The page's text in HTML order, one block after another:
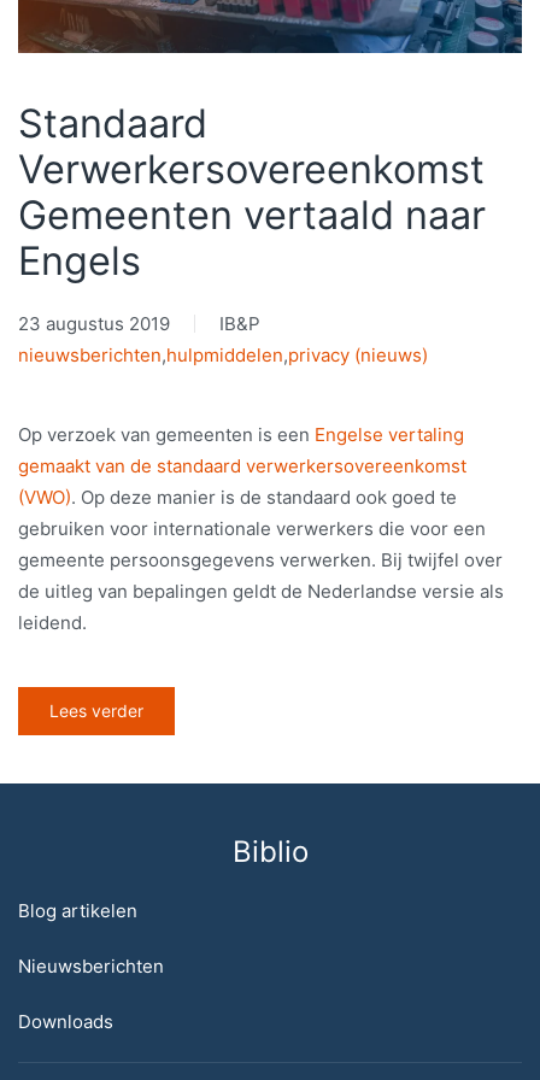
Standaard
Verwerkersovereenkomst
Gemeenten vertaald naar
Engels
23 augustus 2019
IB&P
nieuwsberichten,hulpmiddelen,privacy (nieuws)
Op verzoek van gemeenten is een Engelse vertaling
gemaakt van de standaard verwerkersovereenkomst
(VWO). Op deze manier is de standaard ook goed te
gebruiken voor internationale verwerkers die voor een
gemeente persoonsgegevens verwerken. Bij twijfel over
de uitleg van bepalingen geldt de Nederlandse versie als
leidend.
Lees verder
Biblio
Blog artikelen
Nieuwsberichten
Downloads